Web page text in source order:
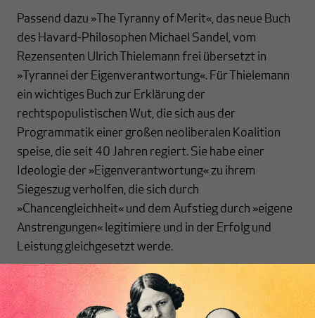
Passend dazu »The Tyranny of Merit«, das neue Buch
des Havard-Philosophen Michael Sandel, vom
Rezensenten Ulrich Thielemann frei übersetzt in
»Tyrannei der Eigenverantwortung«. Für Thielemann
ein wichtiges Buch zur Erklärung der
rechtspopulistischen Wut, die sich aus der
Programmatik einer großen neoliberalen Koalition
speise, die seit 40 Jahren regiert. Sie habe einer
Ideologie der »Eigenverantwortung« zu ihrem
Siegeszug verholfen, die sich durch
»Chancengleichheit« und dem Aufstieg durch »eigene
Anstrengungen« legitimiere und in der Erfolg und
Leistung gleichgesetzt werde.
Eine Ideologie, so Sandel, die den sozialen
Zusammenhalt eines demokratischen Gemeinwesens
zersetze: »Überheblichkeit auf Seiten der Gewinner